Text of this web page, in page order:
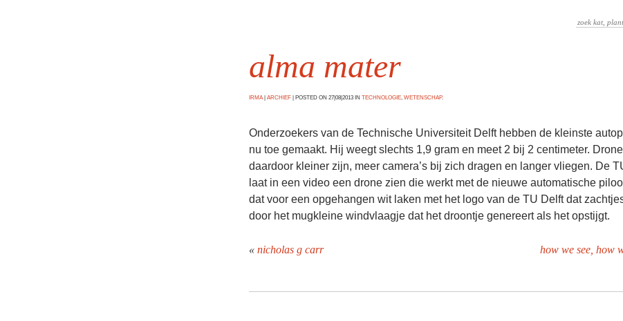
alma mater
IRMA ARCHIEF POSTED ON 27|08|2013 IN TECHNOLOGIE WETENSCHAP.
Onderzoekers van de Technische Universiteit Delft hebben de kleinste
nu toe gemaakt. Hij weegt slechts 1,9 gram en meet 2 bij 2 centimeter.
daardoor kleiner zijn, meer camera’s bij zich dragen en langer vliegen. De
laat in een video een drone zien die werkt met de nieuwe automatische
dat voor een opgehangen wit laken met het logo van de TU Delft dat
door het mugkleine windvlaagje dat het droontje genereert als het opstijgt.
« nicholas g carr how we see, how